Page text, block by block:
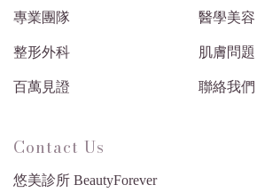
專業團隊 醫學美容
整形外科 肌膚問題
百萬見證 聯絡我們
Contact Us
悠美診所 BeautyForever